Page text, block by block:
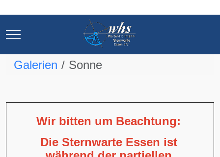
Mobile Menu Toggle
Galerien Sonne
Wir bitten um Beachtung:
Die Sternwarte Essen ist